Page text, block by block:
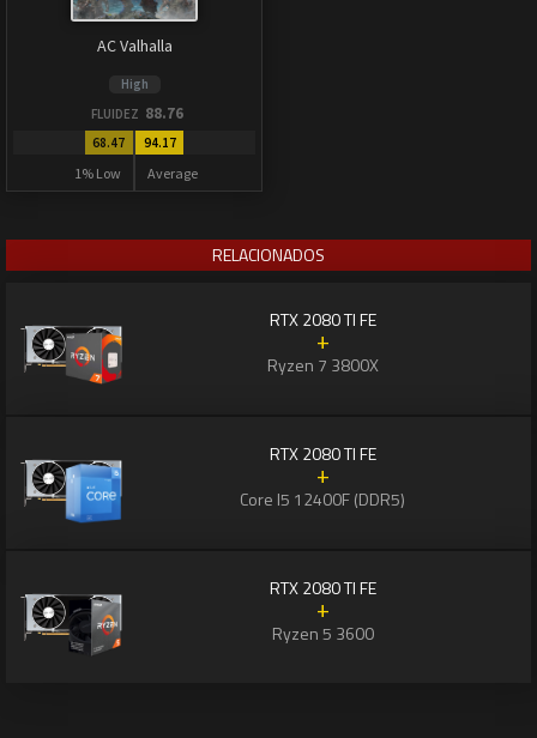
AC Valhalla
High
FLUIDEZ 88.76
68.47
1% Low
94.17
Average
RELACIONADOS
RTX 2080 TI FE
+
Ryzen 7 3800X
RTX 2080 TI FE
+
Core I5 12400F (DDR5)
RTX 2080 TI FE
+
Ryzen 5 3600